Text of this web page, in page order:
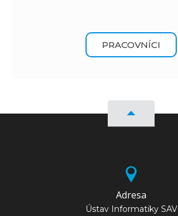
PRACOVNÍCI
Adresa
Ústav Informatiky SAV